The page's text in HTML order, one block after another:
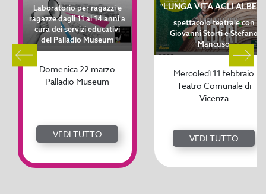
Laboratorio per ragazzi e
ragazze dagli 11 ai 14 anni a
cura dei servizi educativi
del Palladio Museum
Domenica 22 marzo
Palladio Museum
VEDI TUTTO
"LUNGA VITA AGLI
spettacolo teatrale con
Giovanni Storti e Stefano
Mancuso
Mercoledì 11 febbraio
Teatro Comunale di
Vicenza
VEDI TUTTO